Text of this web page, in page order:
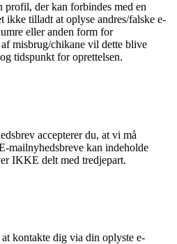
profil, der kan forbindes med en
ikke tilladt at oplyse andres/falske e-
eller anden form for
misbrug/chikane vil dette blive
tidspunkt for oprettelsen.
accepterer du, at vi må
mailnyhedsbreve kan indeholde
IKKE delt med tredjepart.
kontakte dig via din oplyste e-